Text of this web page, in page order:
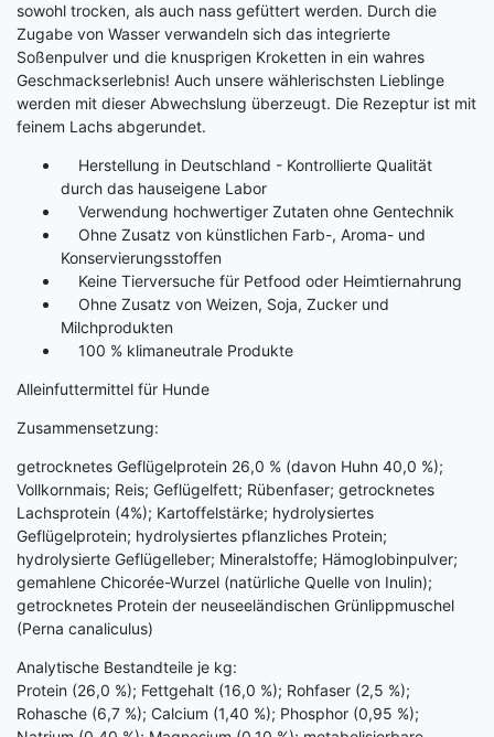
sowohl trocken, als auch nass gefüttert werden. Durch die
Zugabe von Wasser verwandeln sich das integrierte
Soßenpulver und die knusprigen Kroketten in ein wahres
Geschmackserlebnis! Auch unsere wählerischsten Lieblinge
werden mit dieser Abwechslung überzeugt. Die Rezeptur ist mit
feinem Lachs abgerundet.
Herstellung in Deutschland - Kontrollierte Qualität
durch das hauseigene Labor
Verwendung hochwertiger Zutaten ohne Gentechnik
Ohne Zusatz von künstlichen Farb-, Aroma- und
Konservierungsstoffen
Keine Tierversuche für Petfood oder Heimtiernahrung
Ohne Zusatz von Weizen, Soja, Zucker und
Milchprodukten
100 % klimaneutrale Produkte
Alleinfuttermittel für Hunde
Zusammensetzung:
getrocknetes Geflügelprotein 26,0 % (davon Huhn 40,0 %);
Vollkornmais; Reis; Geflügelfett; Rübenfaser; getrocknetes
Lachsprotein (4%); Kartoffelstärke; hydrolysiertes
Geflügelprotein; hydrolysiertes pflanzliches Protein;
hydrolysierte Geflügelleber; Mineralstoffe; Hämoglobinpulver;
gemahlene Chicorée-Wurzel (natürliche Quelle von Inulin);
getrocknetes Protein der neuseeländischen Grünlippmuschel
(Perna canaliculus)
Analytische Bestandteile je kg:
Protein (26,0 %); Fettgehalt (16,0 %); Rohfaser (2,5 %);
Rohasche (6,7 %); Calcium (1,40 %); Phosphor (0,95 %);